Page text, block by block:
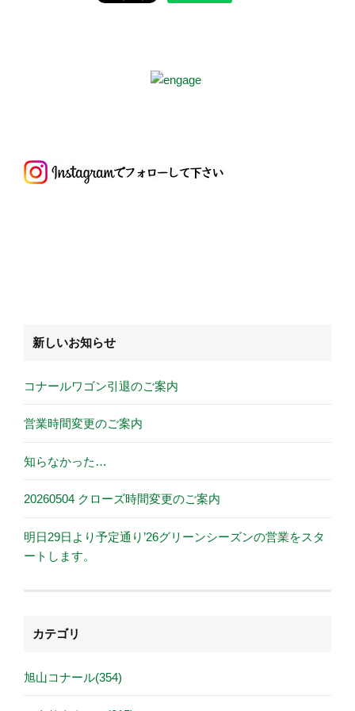
新しいお知らせ
コナールワゴン引退のご案内
営業時間変更のご案内
知らなかった…
20260504 クローズ時間変更のご案内
明日29日より予定通り’26グリーンシーズンの営業をスタ
ートします。
カテゴリ
旭山コナール(354)